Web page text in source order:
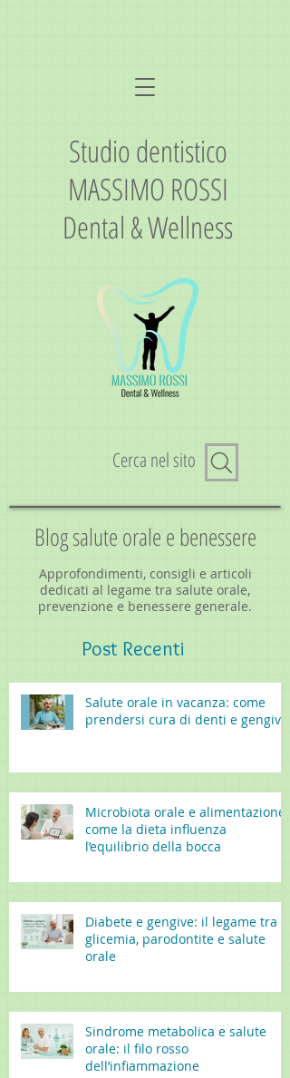
Studio dentistico
MASSIMO ROSSI
Dental & Wellness
Cerca nel sito
Blog salute orale e benessere
Approfondimenti, consigli e articoli
dedicati al legame tra salute orale,
prevenzione e benessere generale.
Post Recenti
Salute orale in vacanza: come
prendersi cura di denti e gengive
Microbiota orale e alimentazione:
come la dieta influenza
l’equilibrio della bocca
Diabete e gengive: il legame tra
glicemia, parodontite e salute
orale
Sindrome metabolica e salute
orale: il filo rosso
dell’infiammazione